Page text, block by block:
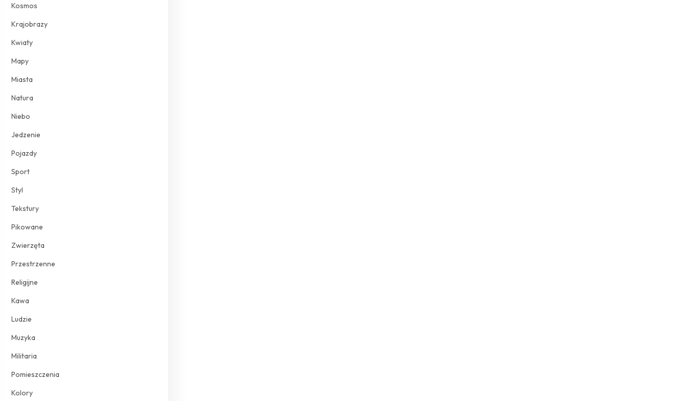
Kosmos
Krajobrazy
Kwiaty
Mapy
Miasta
Natura
Niebo
Jedzenie
Pojazdy
Sport
Styl
Tekstury
Pikowane
Zwierzęta
Przestrzenne
Religijne
Kawa
Ludzie
Muzyka
Militaria
Pomieszczenia
Kolory